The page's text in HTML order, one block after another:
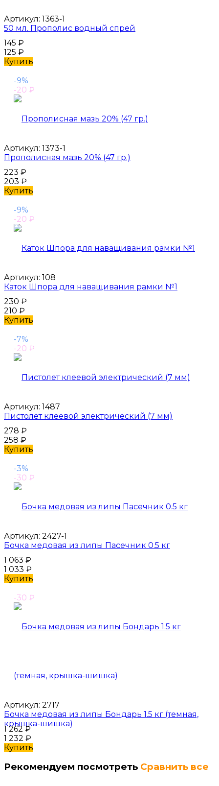
Артикул: 1363-1
50 мл. Прополис водный спрей
145 ₽
125 ₽
Купить
-9%
-20 ₽
Артикул: 1373-1
Прополисная мазь 20% (47 гр.)
223 ₽
203 ₽
Купить
-9%
-20 ₽
Артикул: 108
Каток Шпора для наващивания рамки №1
230 ₽
210 ₽
Купить
-7%
-20 ₽
Артикул: 1487
Пистолет клеевой электрический (7 мм)
278 ₽
258 ₽
Купить
-3%
-30 ₽
Артикул: 2427-1
Бочка медовая из липы Пасечник 0.5 кг
1 063 ₽
1 033 ₽
Купить
-30 ₽
Артикул: 2717
Бочка медовая из липы Бондарь 1.5 кг (темная,
крышка-шишка)
1 262₽
1 232 ₽
Купить
Рекомендуем посмотреть Сравнить все